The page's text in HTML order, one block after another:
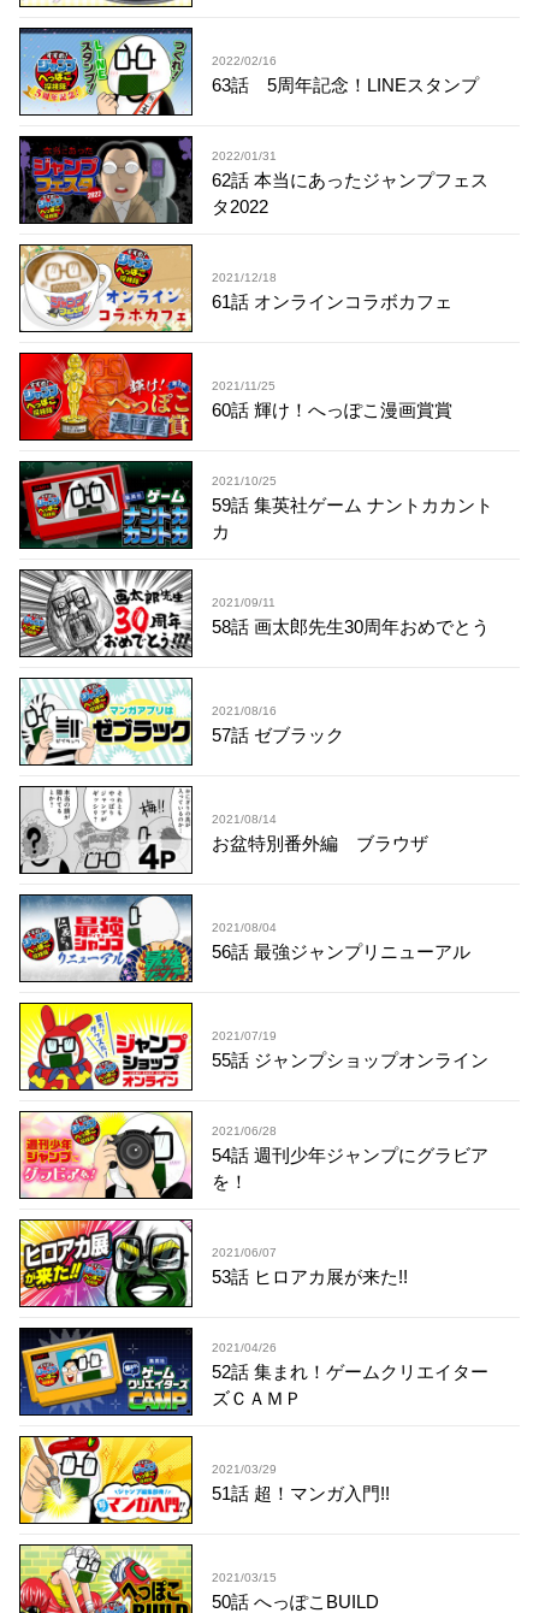
2022/02/16
63話 5周年記念！LINEスタンプ
2022/01/31
62話 本当にあったジャンプフェス
タ2022
2021/12/18
61話 オンラインコラボカフェ
2021/11/25
60話 輝け！へっぽこ漫画賞賞
2021/10/25
59話 集英社ゲーム ナントカカント
カ
2021/09/11
58話 画太郎先生30周年おめでとう
2021/08/16
57話 ゼブラック
2021/08/14
お盆特別番外編 ブラウザ
2021/08/04
56話 最強ジャンプリニューアル
2021/07/19
55話 ジャンプショップオンライン
2021/06/28
54話 週刊少年ジャンプにグラビア
を！
2021/06/07
53話 ヒロアカ展が来た!!
2021/04/26
52話 集まれ！ゲームクリエイター
ズＣＡＭＰ
2021/03/29
51話 超！マンガ入門!!
2021/03/15
50話 へっぽこBUILD